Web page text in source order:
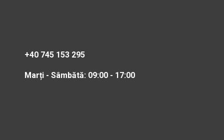
+40 745 153 295
Marți - Sâmbătă: 09:00 - 17:00